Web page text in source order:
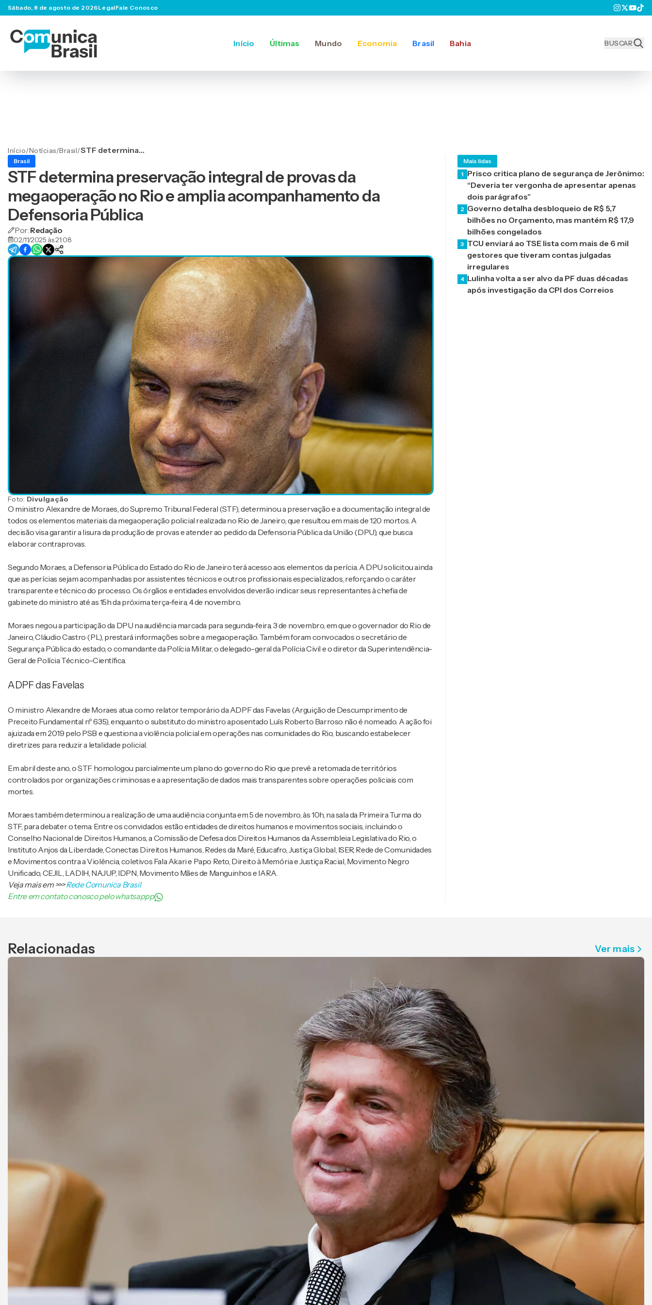
Sábado, 8 de agosto de 2026LegalFale Conosco
Início Últimas Mundo Economia Brasil Bahia BUSCAR
Início/Notícias/Brasil/STF determina
provas da megaoperação
no Rio e amplia
acompanhamento da
Defensoria Pública
Brasil
STF determina preservação integral de provas da
megaoperação no Rio e amplia acompanhamento da
Defensoria Pública
Por: Redação
02/11/2025 às 21:08
Foto: Divulgação
O ministro Alexandre de Moraes, do Supremo Tribunal Federal (STF), determinou a preservação e a documentação integral de
todos os elementos materiais da megaoperação policial realizada no Rio de Janeiro, que resultou em mais de 120 mortos. A
decisão visa garantir a lisura da produção de provas e atender ao pedido da Defensoria Pública da União (DPU), que busca
elaborar contraprovas.
Segundo Moraes, a Defensoria Pública do Estado do Rio de Janeiro terá acesso aos elementos da perícia. A DPU solicitou ainda
que as perícias sejam acompanhadas por assistentes técnicos e outros profissionais especializados, reforçando o caráter
transparente e técnico do processo. Os órgãos e entidades envolvidos deverão indicar seus representantes à chefia de
gabinete do ministro até as 15h da próxima terça-feira, 4 de novembro.
Moraes negou a participação da DPU na audiência marcada para segunda-feira, 3 de novembro, em que o governador do Rio de
Janeiro, Cláudio Castro (PL), prestará informações sobre a megaoperação. Também foram convocados o secretário de
Segurança Pública do estado, o comandante da Polícia Militar, o delegado-geral da Polícia Civil e o diretor da Superintendência-
Geral de Polícia Técnico-Científica.
ADPF das Favelas
O ministro Alexandre de Moraes atua como relator temporário da ADPF das Favelas (Arguição de Descumprimento de
Preceito Fundamental nº 635), enquanto o substituto do ministro aposentado Luís Roberto Barroso não é nomeado. A ação foi
ajuizada em 2019 pelo PSB e questiona a violência policial em operações nas comunidades do Rio, buscando estabelecer
diretrizes para reduzir a letalidade policial.
Em abril deste ano, o STF homologou parcialmente um plano do governo do Rio que prevê a retomada de territórios
controlados por organizações criminosas e a apresentação de dados mais transparentes sobre operações policiais com
mortes.
Moraes também determinou a realização de uma audiência conjunta em 5 de novembro, às 10h, na sala da Primeira Turma do
STF, para debater o tema. Entre os convidados estão entidades de direitos humanos e movimentos sociais, incluindo o
Conselho Nacional de Direitos Humanos, a Comissão de Defesa dos Direitos Humanos da Assembleia Legislativa do Rio, o
Instituto Anjos da Liberdade, Conectas Direitos Humanos, Redes da Maré, Educafro, Justiça Global, ISER, Rede de Comunidades
e Movimentos contra a Violência, coletivos Fala Akari e Papo Reto, Direito à Memória e Justiça Racial, Movimento Negro
Unificado, CEJIL, LADIH, NAJUP, IDPN, Movimento Mães de Manguinhos e IARA.
Veja mais em>>>Rede Comunica Brasil
Entre em contato conosco pelo whatsappp
Mais lidas
1 Prisco critica plano de segurança de Jerônimo:
“Deveria ter vergonha de apresentar apenas
dois parágrafos”
2 Governo detalha desbloqueio de R$ 5,7
bilhões no Orçamento, mas mantém R$ 17,9
bilhões congelados
3 TCU enviará ao TSE lista com mais de 6 mil
gestores que tiveram contas julgadas
irregulares
4 Lulinha volta a ser alvo da PF duas décadas
após investigação da CPI dos Correios
Relacionadas Ver mais